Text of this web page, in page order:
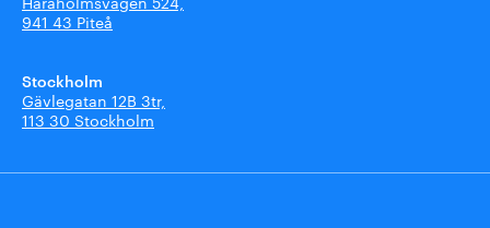
941 43 Piteå
Stockholm
Gävlegatan 12B 3tr,
113 30 Stockholm